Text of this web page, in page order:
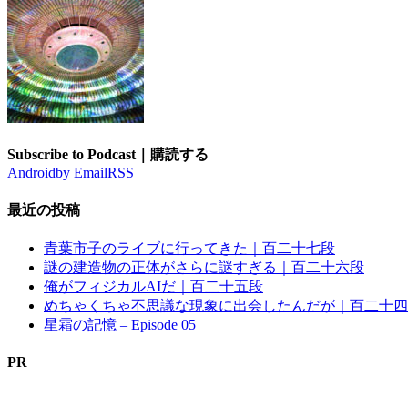
Subscribe to Podcast｜購読する
Androidby EmailRSS
最近の投稿
青葉市子のライブに行ってきた｜百二十七段
謎の建造物の正体がさらに謎すぎる｜百二十六段
俺がフィジカルAIだ｜百二十五段
めちゃくちゃ不思議な現象に出会したんだが｜百二十
星霜の記憶 – Episode 05
PR